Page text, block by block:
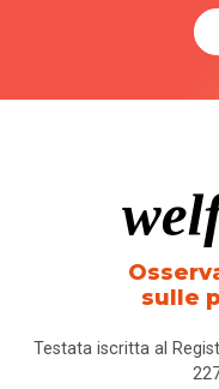
sulle
Testata iscritta al